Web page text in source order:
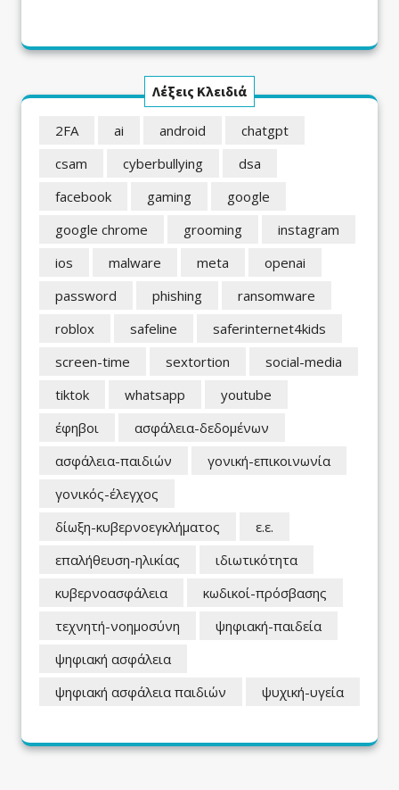
Λέξεις Κλειδιά
2FA ai android
chatgpt
csam
cyberbullying
dsa
facebook
gaming
google
google chrome
grooming
instagram
ios
malware meta
openai
password
phishing
ransomware
roblox
safeline
saferinternet4kids
screen-time
sextortion
social-media
tiktok
whatsapp
youtube
έφηβοι
ασφάλεια-δεδομένων
ασφάλεια-παιδιών
γονική-επικοινωνία
γονικός-έλεγχος
δίωξη-κυβερνοεγκλήματος
ε.ε.
επαλήθευση-ηλικίας
ιδιωτικότητα
κυβερνοασφάλεια
κωδικοί-πρόσβασης
τεχνητή-νοημοσύνη
ψηφιακή-παιδεία
ψηφιακή ασφάλεια
ψηφιακή ασφάλεια παιδιών
ψυχική-υγεία